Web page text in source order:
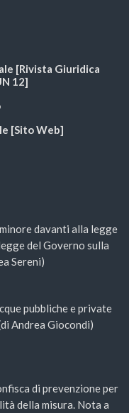
[Rivista Giuridica
12]
[Sito Web]
davanti alla legge
del Governo sulla
Sereni)
pubbliche e private
Andrea Giocondi)
di prevenzione per
della misura. Nota a